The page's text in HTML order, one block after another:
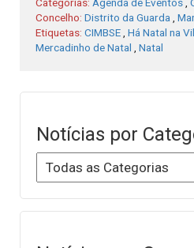
Categorias: Agenda de Eventos,
Concelho: Distrito da Guarda,
Etiquetas: CIMBSE, Há Natal na
Mercadinho de Natal , Natal
Notícias por